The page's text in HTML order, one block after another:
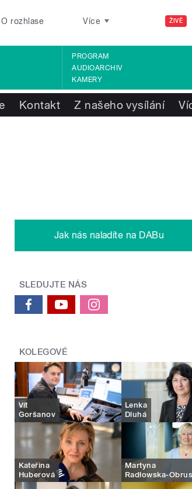
ŽIVĚ
O rozhlase Více
PROGRAM
AUDIOARCHIV
KAMERY
Kontakt Z našeho vysílání
Jak nás naladíte na DABu
SLEDUJTE NÁS
KOLEGOVÉ
Vít
Goršanov
Lenka
Dluhá
Kateřina
Huberová
Martyna
Radłowska-